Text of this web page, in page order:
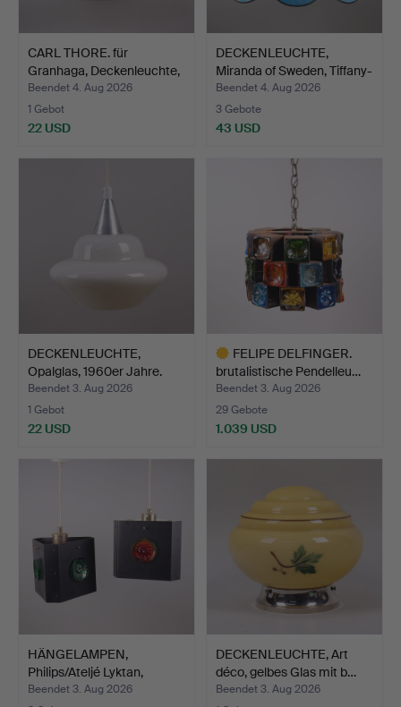
CARL THORE. für
Granhaga, Deckenleuchte,
M…
Beendet 4. Aug 2026
1 Gebot
22 USD
DECKENLEUCHTE,
Miranda of Sweden, Tiffany-
…
Beendet 4. Aug 2026
3 Gebote
43 USD
DECKENLEUCHTE,
Opalglas, 1960er Jahre.
Beendet 3. Aug 2026
1 Gebot
22 USD
FELIPE DELFINGER.
brutalistische Pendelleu…
Beendet 3. Aug 2026
29 Gebote
1.039 USD
HÄNGELAMPEN,
Philips/Ateljé Lyktan,
1960er…
Beendet 3. Aug 2026
DECKENLEUCHTE, Art
déco, gelbes Glas mit b…
Beendet 3. Aug 2026